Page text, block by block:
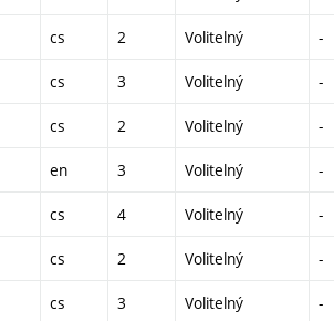
cs 2 Volitelný -
cs 3 Volitelný -
cs 2 Volitelný -
en 3 Volitelný -
cs 4 Volitelný -
cs 2 Volitelný -
cs 3 Volitelný -